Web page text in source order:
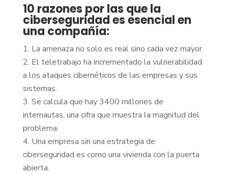
10 razones por las que la
ciberseguridad es esencial en
una compañía:
La amenaza no solo es real sino cada vez mayor.
El teletrabajo ha incrementado la vulnerabilidad
a los ataques cibernéticos de las empresas y sus
sistemas.
Se calcula que hay 3400 millones de
internautas, una cifra que muestra la magnitud del
problema.
Una empresa sin una estrategia de
ciberseguridad es como una vivienda con la puerta
abierta.